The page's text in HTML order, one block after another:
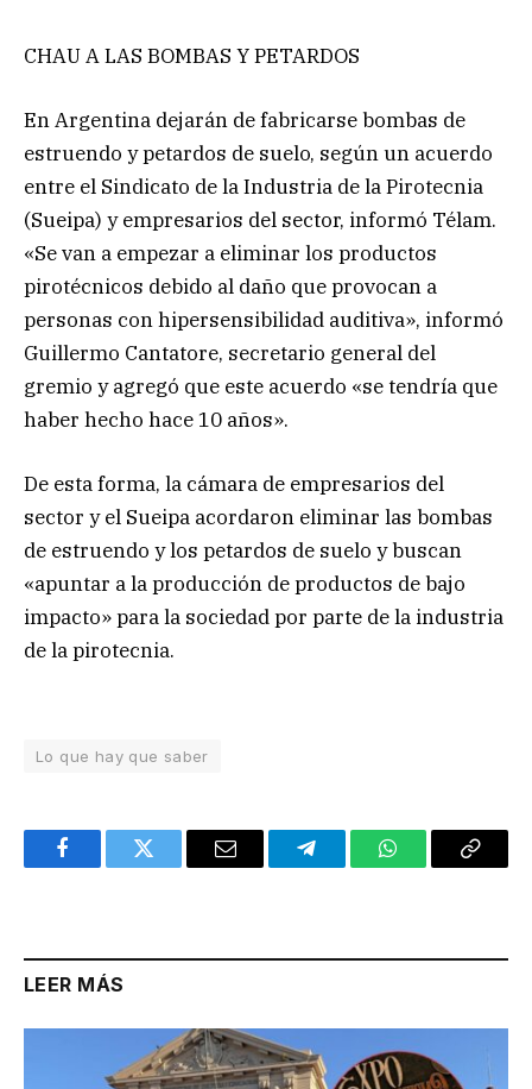
CHAU A LAS BOMBAS Y PETARDOS
En Argentina dejarán de fabricarse bombas de
estruendo y petardos de suelo, según un acuerdo
entre el Sindicato de la Industria de la Pirotecnia
(Sueipa) y empresarios del sector, informó Télam.
«Se van a empezar a eliminar los productos
pirotécnicos debido al daño que provocan a
personas con hipersensibilidad auditiva», informó
Guillermo Cantatore, secretario general del
gremio y agregó que este acuerdo «se tendría que
haber hecho hace 10 años».
De esta forma, la cámara de empresarios del
sector y el Sueipa acordaron eliminar las bombas
de estruendo y los petardos de suelo y buscan
«apuntar a la producción de productos de bajo
impacto» para la sociedad por parte de la industria
de la pirotecnia.
Lo que hay que saber
FacebookTwitter Email TelegramWhatsAppCopy
LEER MÁS